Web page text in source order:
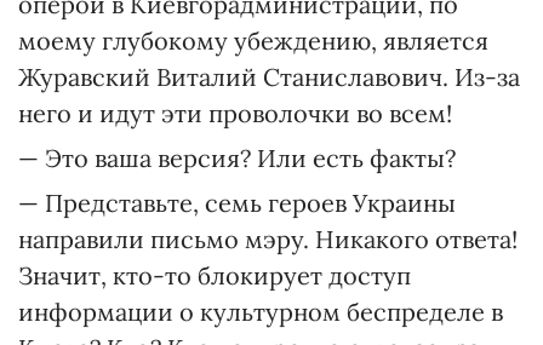
моему глубокому убеждению, является
Журавский Вита­лий Станиславович. Из-за
него и идут эти проволочки во всем!
— Это ваша версия? Или есть факты?
— Представьте, семь героев Украины
направили письмо мэру. Никакого ответа!
Значит, кто-то блокирует доступ
информации о культурном беспределе в